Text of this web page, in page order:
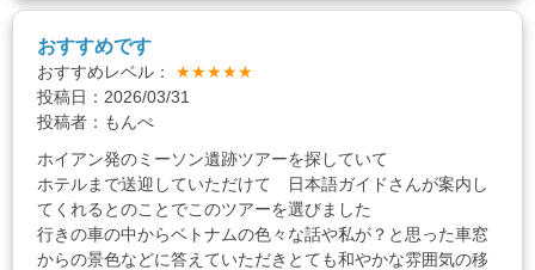
おすすめです
おすすめレベル：
★★★★★
投稿日：2026/03/31
投稿者：もんぺ
ホイアン発のミーソン遺跡ツアーを探していて
ホテルまで送迎していただけて 日本語ガイドさんが案内し
てくれるとのことでこのツアーを選びました
行きの車の中からベトナムの色々な話や私が？と思った車窓
からの景色などに答えていただきとても和やかな雰囲気の移